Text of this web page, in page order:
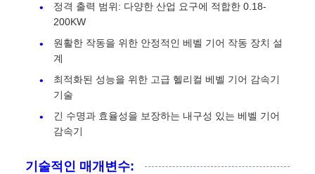
정격 출력 범위: 다양한 산업 요구에 적합한 0.18-
200KW
원활한 작동을 위한 안정적인 베벨 기어 작동 장치 설
계
최적화된 성능을 위한 고급 헬리컬 베벨 기어 감속기
기술
긴 수명과 효율성을 보장하는 내구성 있는 베벨 기어
감속기
기술적인 매개변수: